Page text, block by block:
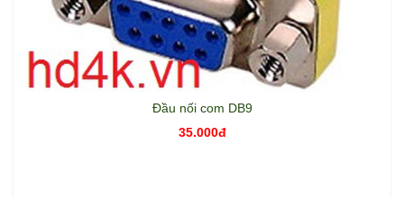
Đầu nối com DB9
35.000đ